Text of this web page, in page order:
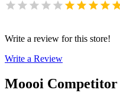
Write a review for this store!
Write a Review
Moooi